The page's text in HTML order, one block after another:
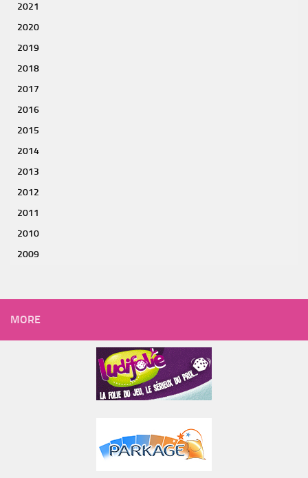
2021
2020
2019
2018
2017
2016
2015
2014
2013
2012
2011
2010
2009
MORE